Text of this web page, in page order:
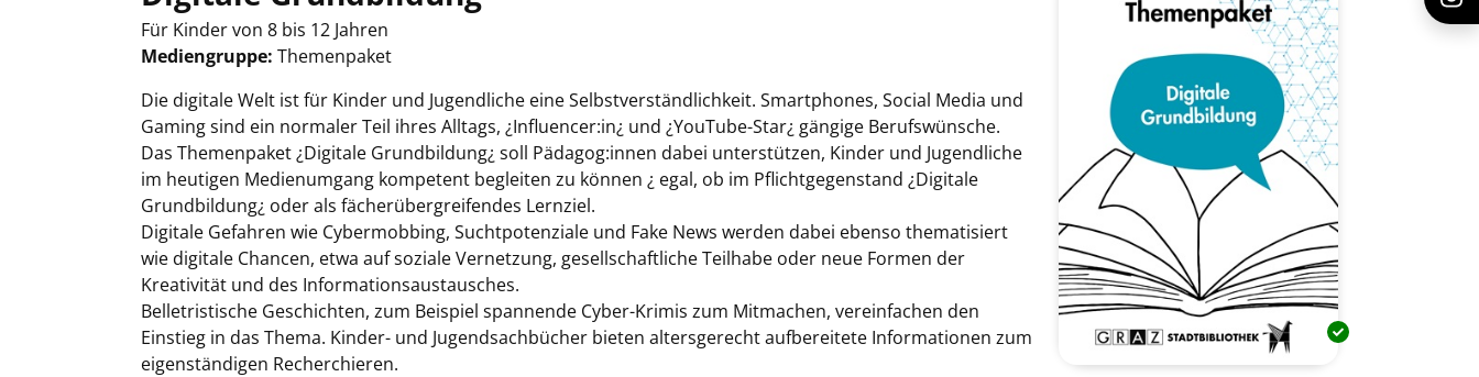
Für Kinder von 8 bis 12 Jahren
Mediengruppe: Themenpaket
Die digitale Welt ist für Kinder und Jugendliche eine Selbstverständlichkeit. Smartphones, Social Media und
Gaming sind ein normaler Teil ihres Alltags, ¿Influencer:in¿ und ¿YouTube-Star¿ gängige Berufswünsche.
Das Themenpaket ¿Digitale Grundbildung¿ soll Pädagog:innen dabei unterstützen, Kinder und Jugendliche
im heutigen Medienumgang kompetent begleiten zu können ¿ egal, ob im Pflichtgegenstand ¿Digitale
Grundbildung¿ oder als fächerübergreifendes Lernziel.
Digitale Gefahren wie Cybermobbing, Suchtpotenziale und Fake News werden dabei ebenso thematisiert
wie digitale Chancen, etwa auf soziale Vernetzung, gesellschaftliche Teilhabe oder neue Formen der
Kreativität und des Informationsaustausches.
Belletristische Geschichten, zum Beispiel spannende Cyber-Krimis zum Mitmachen, vereinfachen den
Einstieg in das Thema. Kinder- und Jugendsachbücher bieten altersgerecht aufbereitete Informationen zum
eigenständigen Recherchieren.